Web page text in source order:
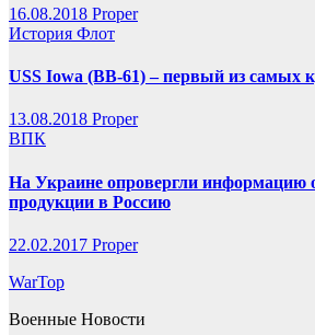
16.08.2018 Proper
История Флот
USS Iowa (BB-61) – первый из самых
13.08.2018 Proper
ВПК
На Украине опровергли информацию
продукции в Россию
22.02.2017 Proper
WarTop
Военные Новости